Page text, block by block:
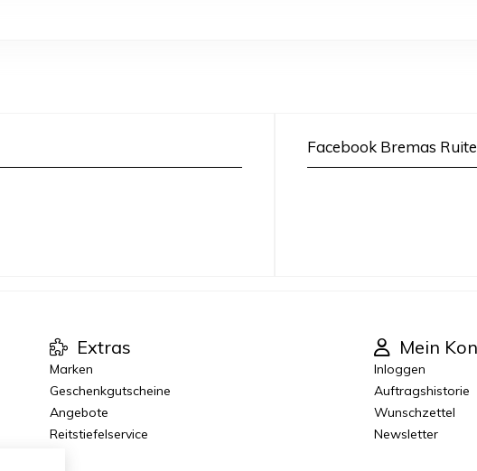
Facebook Bremas
Extras
Marken
Geschenkgutscheine
Angebote
Reitstiefelservice
Mein
Inloggen
Auftragshistorie
Wunschzettel
Newsletter